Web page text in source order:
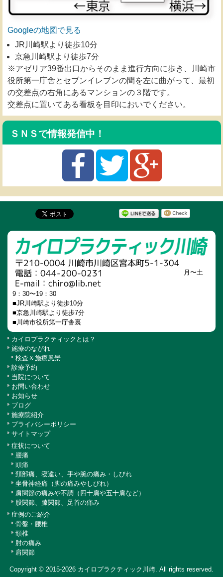
Googleの地図で見る
JR川崎駅より徒歩10分
京急川崎駅より徒歩7分
※アゼリア39番出口からそのまま進行方向に歩き、川崎市
役所第一庁舎とセブンイレブンの間を左に曲がって、最初
の交差点の右角にあるマンションの３階です。
交差点に置いてある看板を目印においでください。
ＳＮＳで情報発信中！
月〜土
9：30〜19：30
■JR川崎駅より徒歩10分
■京急川崎駅より徒歩7分
■川崎市役所第一庁舎裏
カイロプラクティックとは？
施療のながれ
検査＆施療風景
診療予約
当院について
お問い合わせ
お知らせ
ブログ
施療院紹介
プライバシーポリシー
サイトマップ
症状について
腰痛
頭痛
頚部痛、寝違い、手や腕の痛み・しびれ
坐骨神経痛（脚の痛みやしびれ）
肩関節の痛みや不調（四十肩や五十肩など）
股関節、膝関節、足首の痛み
症例のご紹介
骨盤・腰椎
頸椎
肘の痛み
肩関節
Copyright © 2015-2026 カイロプラクティック川崎. All rights reserved.